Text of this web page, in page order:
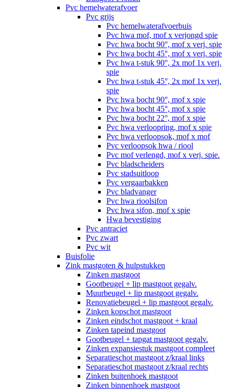
Pvc hemelwaterafvoer
Pvc grijs
Pvc hemelwaterafvoerbuis
Pvc hwa mof, mof x verjongd spie
Pvc hwa bocht 90°, mof x verj. spie
Pvc hwa bocht 45°, mof x verj. spie
Pvc hwa t-stuk 90°, 2x mof 1x verj.
spie
Pvc hwa t-stuk 45°, 2x mof 1x verj.
spie
Pvc hwa bocht 90°, mof x spie
Pvc hwa bocht 45°, mof x spie
Pvc hwa bocht 22°, mof x spie
Pvc hwa verloopring, mof x spie
Pvc hwa verloopsok, mof x mof
Pvc verloopsok hwa / riool
Pvc mof verlengd, mof x verj. spie.
Pvc bladscheiders
Pvc stadsuitloop
Pvc vergaarbakken
Pvc bladvanger
Pvc hwa rioolsifon
Pvc hwa sifon, mof x spie
Hwa bevestiging
Pvc antraciet
Pvc zwart
Pvc wit
Buisfolie
Zink mastgoten & hulpstukken
Zinken mastgoot
Gootbeugel + lip mastgoot gegalv.
Muurbeugel + lip mastgoot gegalv.
Renovatiebeugel + lip mastgoot gegalv.
Zinken kopschot mastgoot
Zinken eindschot mastgoot + kraal
Zinken tapeind mastgoot
Gootbeugel + tapgat mastgoot gegalv.
Zinken expansiestuk mastgoot compleet
Separatieschot mastgoot z/kraal links
Separatieschot mastgoot z/kraal rechts
Zinken buitenhoek mastgoot
Zinken binnenhoek mastgoot